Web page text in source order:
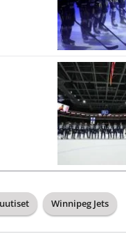
Winnipeg Jets